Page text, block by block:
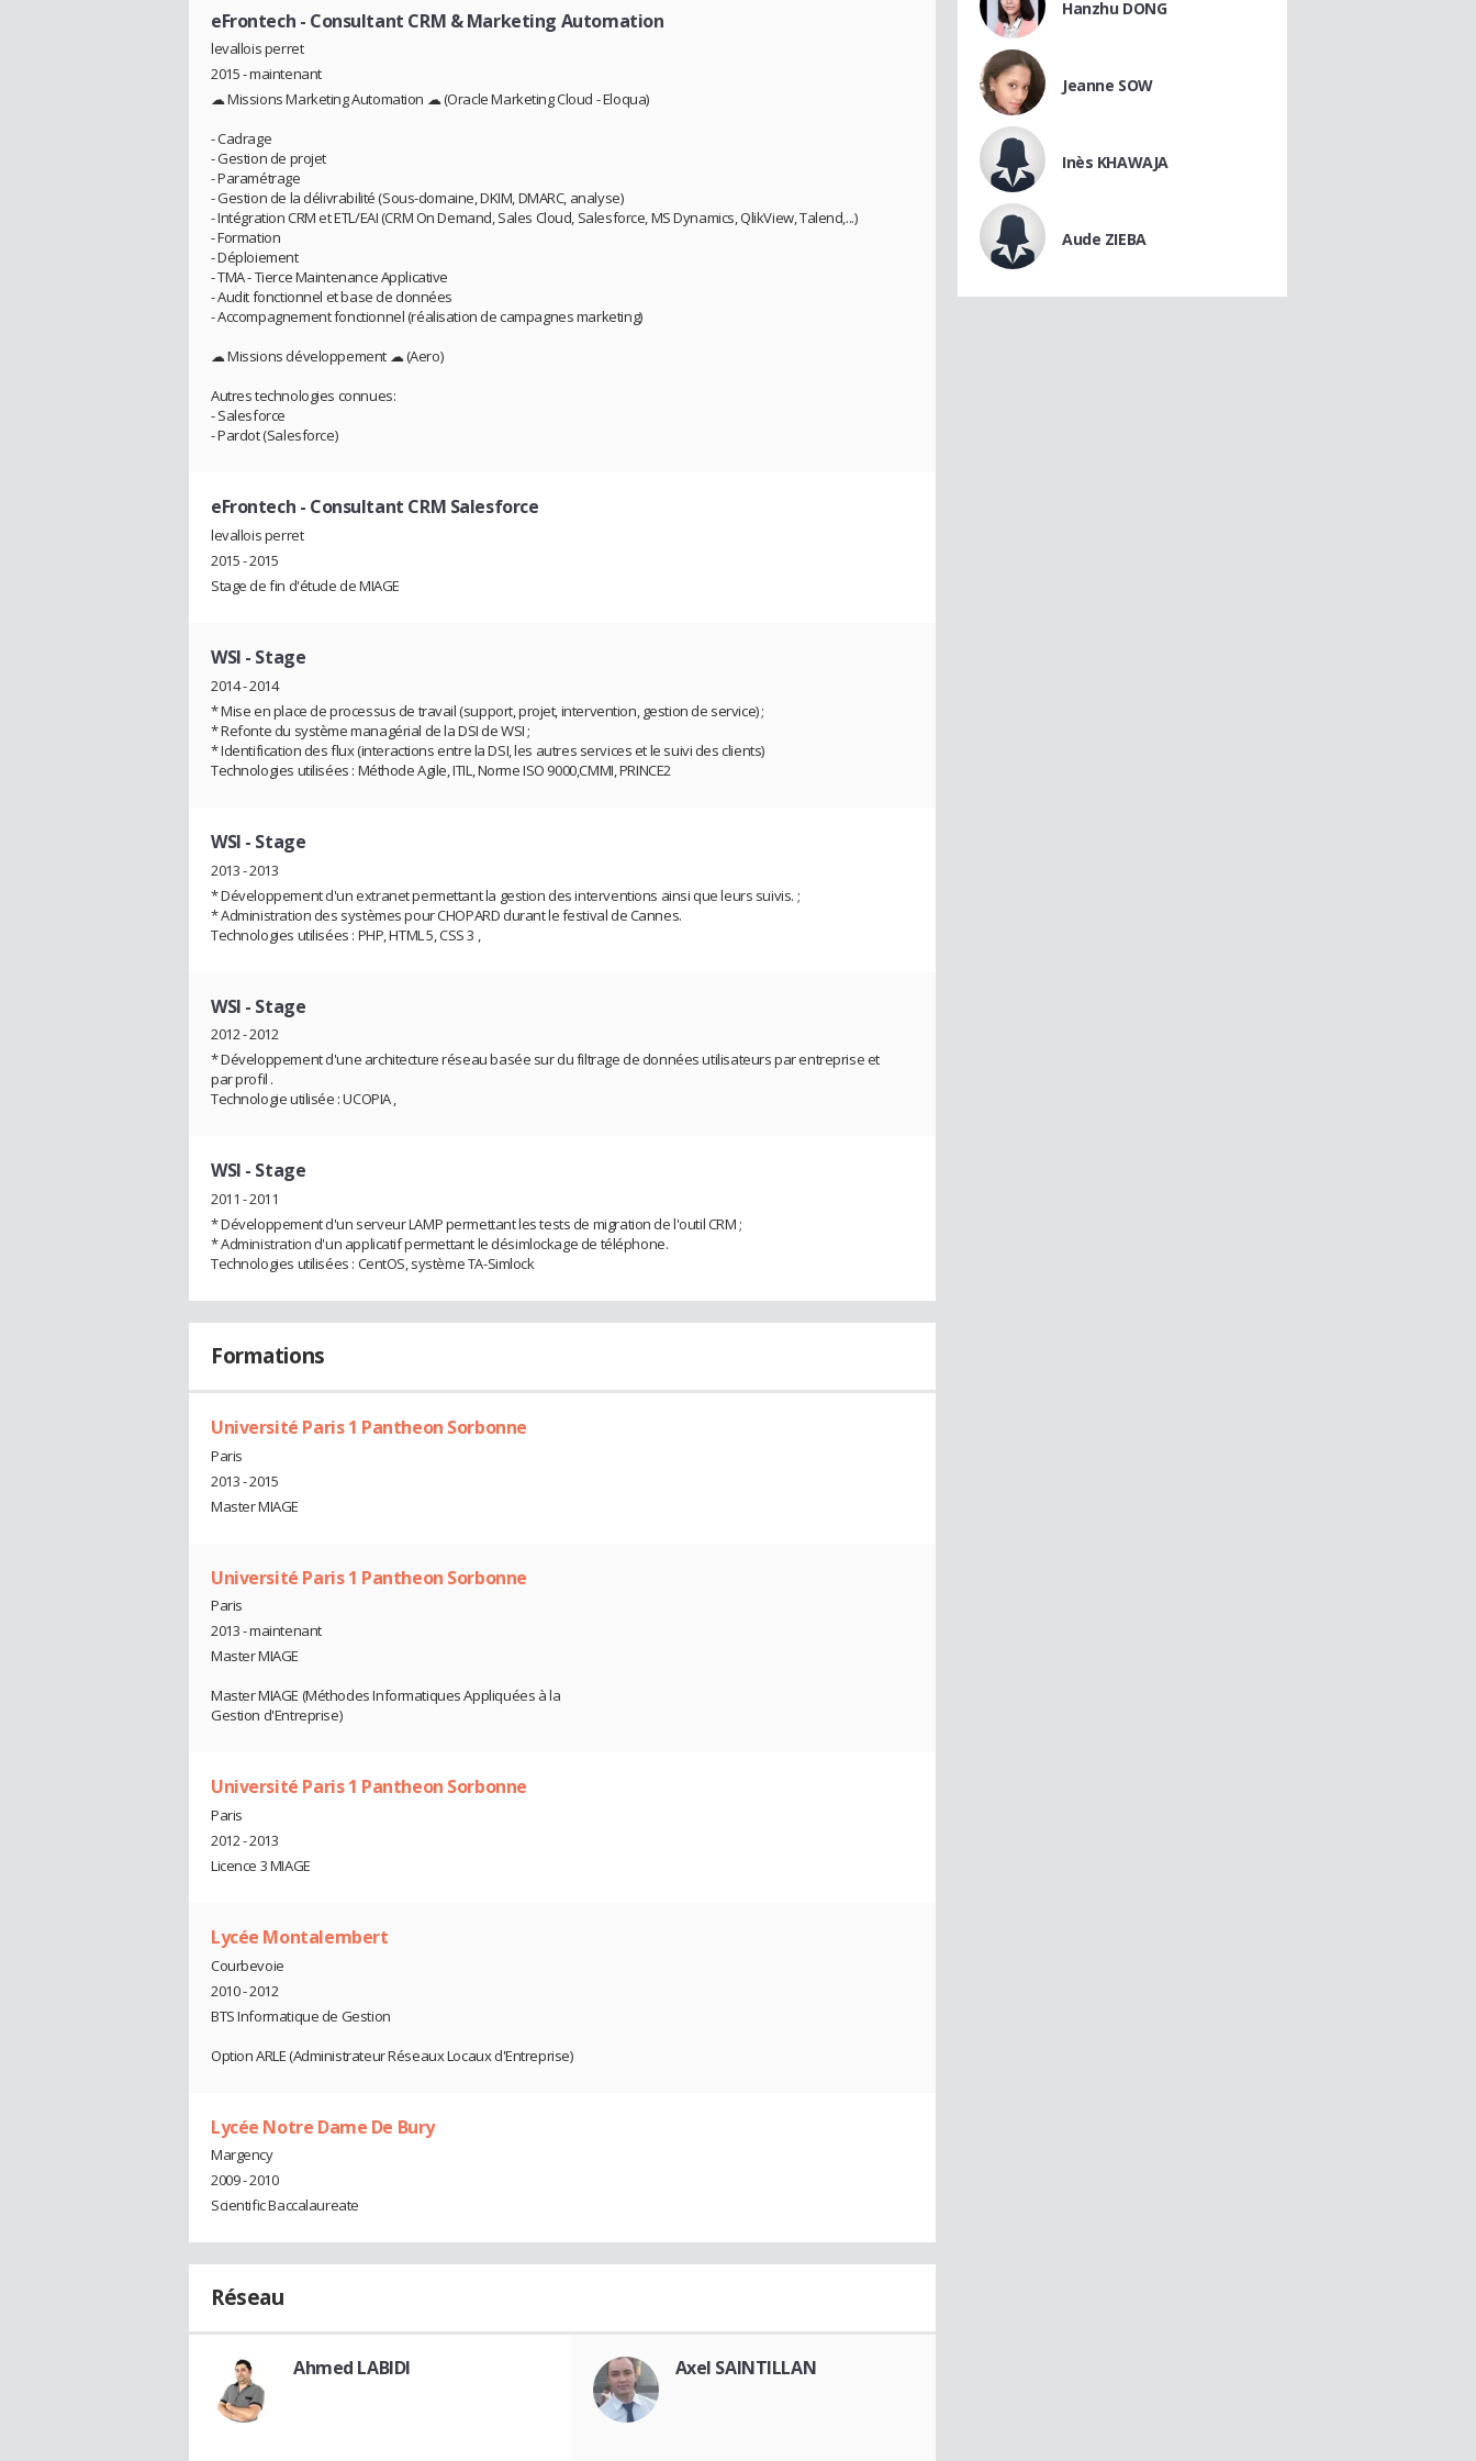
eFrontech - Consultant CRM & Marketing Automation
levallois perret
2015 - maintenant
☁ Missions Marketing Automation ☁ (Oracle Marketing Cloud - Eloqua)
- Cadrage
- Gestion de projet
- Paramétrage
- Gestion de la délivrabilité (Sous-domaine, DKIM, DMARC, analyse)
- Intégration CRM et ETL/EAI (CRM On Demand, Sales Cloud, Salesforce, MS Dynamics, QlikView, Talend,...)
- Formation
- Déploiement
- TMA - Tierce Maintenance Applicative
- Audit fonctionnel et base de données
- Accompagnement fonctionnel (réalisation de campagnes marketing)
☁ Missions développement ☁ (Aero)
Autres technologies connues:
- Salesforce
- Pardot (Salesforce)
eFrontech - Consultant CRM Salesforce
levallois perret
2015 - 2015
Stage de fin d'étude de MIAGE
WSI - Stage
2014 - 2014
* Mise en place de processus de travail (support, projet, intervention, gestion de service) ;
* Refonte du système managérial de la DSI de WSI ;
* Identification des flux (interactions entre la DSI, les autres services et le suivi des clients)
Technologies utilisées : Méthode Agile, ITIL, Norme ISO 9000,CMMI, PRINCE2
WSI - Stage
2013 - 2013
* Développement d'un extranet permettant la gestion des interventions ainsi que leurs suivis. ;
* Administration des systèmes pour CHOPARD durant le festival de Cannes.
Technologies utilisées : PHP, HTML 5, CSS 3 ,
WSI - Stage
2012 - 2012
* Développement d'une architecture réseau basée sur du filtrage de données utilisateurs par entreprise et
par profil .
Technologie utilisée : UCOPIA ,
WSI - Stage
2011 - 2011
* Développement d'un serveur LAMP permettant les tests de migration de l'outil CRM ;
* Administration d'un applicatif permettant le désimlockage de téléphone.
Technologies utilisées : CentOS, système TA-Simlock
Formations
Université Paris 1 Pantheon Sorbonne
Paris
2013 - 2015
Master MIAGE
Université Paris 1 Pantheon Sorbonne
Paris
2013 - maintenant
Master MIAGE
Master MIAGE (Méthodes Informatiques Appliquées à la
Gestion d'Entreprise)
Université Paris 1 Pantheon Sorbonne
Paris
2012 - 2013
Licence 3 MIAGE
Lycée Montalembert
Courbevoie
2010 - 2012
BTS Informatique de Gestion
Option ARLE (Administrateur Réseaux Locaux d'Entreprise)
Lycée Notre Dame De Bury
Margency
2009 - 2010
Scientific Baccalaureate
Réseau
Ahmed LABIDI Axel SAINTILLAN
Hanzhu DONG
Jeanne SOW
Inès KHAWAJA
Aude ZIEBA